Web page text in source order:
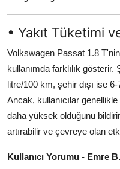
• Yakıt Tüketimi
Volkswagen Passat 1.8
kullanımda farklılık
litre/100 km, şehir dışı ise
Ancak, kullanıcılar
daha yüksek olduğunu
artırabilir ve çevreye olan
Kullanıcı Yorumu - Emre B.